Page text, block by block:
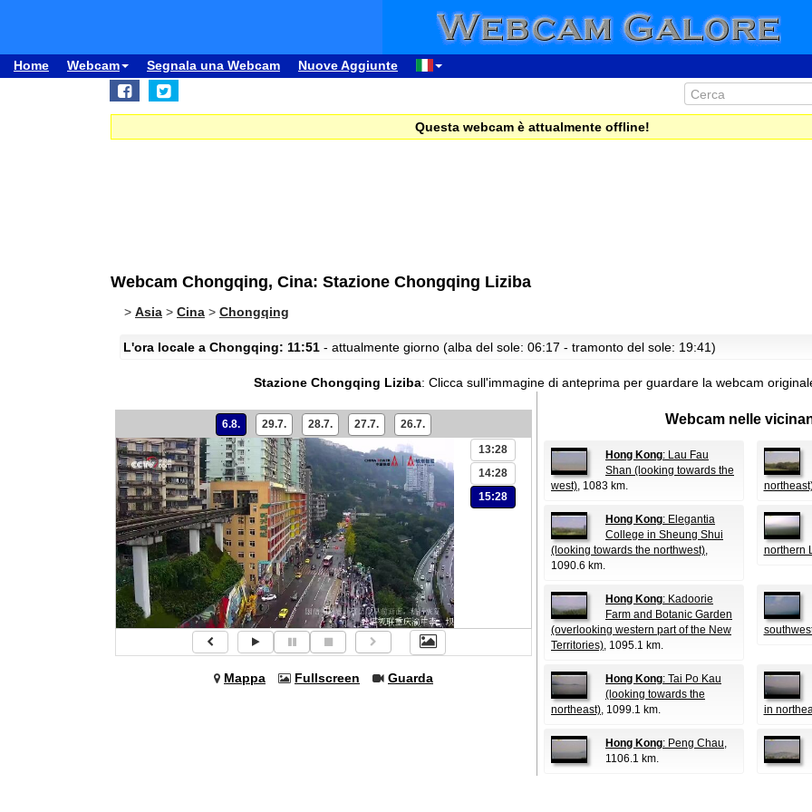
Home Webcam Segnala una Webcam Nuove Aggiunte
Questa webcam è attualmente offline!
Webcam Chongqing, Cina: Stazione Chongqing Liziba
> Asia > Cina > Chongqing
L'ora locale a Chongqing: 11:51 - attualmente giorno (alba del sole: 06:17 - tramonto del sole: 19:41)
Stazione Chongqing Liziba: Clicca sull'immagine di anteprima per guardare la webcam
6.8. 29.7. 28.7. 27.7. 26.7.
13:28
14:28
15:28
Mappa Fullscreen Guarda
Webcam nelle
Hong Kong: Lau Fau
Shan (looking towards the
west), 1083 km.
Hong Kong: Elegantia
College in Sheung Shui
(looking towards the northwest),
1090.6 km.
northern
Hong Kong: Kadoorie
Farm and Botanic Garden
(overlooking western part of the New
Territories), 1095.1 km.
Hong Kong: Tai Po Kau
(looking towards the
northeast), 1099.1 km. in
Hong Kong: Peng Chau,
1106.1 km.